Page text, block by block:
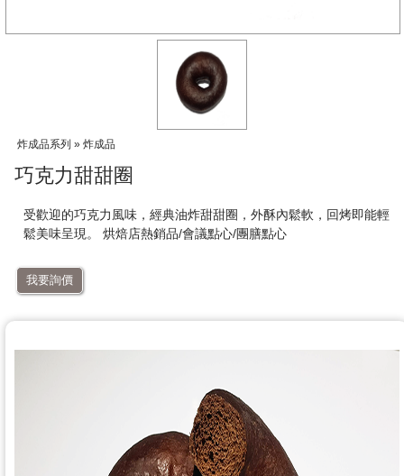
炸成品系列 » 炸成品
巧克力甜甜圈
受歡迎的巧克力風味，經典油炸甜甜圈，外酥內鬆軟，回烤即能輕
鬆美味呈現。 烘焙店熱銷品/會議點心/團膳點心
我要詢價